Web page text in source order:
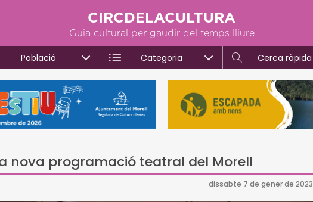
CIRCDELACULTURA
Guia cultural per gaudir del temps lliure
Població Categoria Cerca ràpida
nova programació teatral del Morell
dissabte 7 de gener de 2023